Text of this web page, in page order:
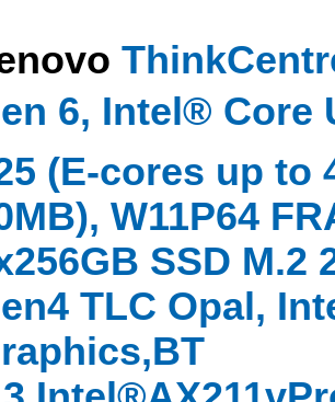
6, Intel® Core
(E-cores up to
W11P64
SSD M.2
TLC Opal,